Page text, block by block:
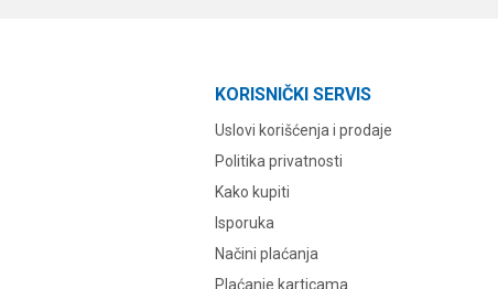
KORISNIČKI SERVIS
Uslovi korišćenja i prodaje
Politika privatnosti
Kako kupiti
Isporuka
Načini plaćanja
Plaćanje karticama